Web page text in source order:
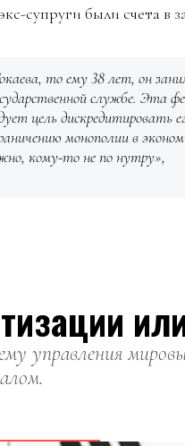
супруги были счета в
то ему 38 лет, он
службе. Эта
цель дискредитировать
монополии в
кому-то не по нутру»,
управления